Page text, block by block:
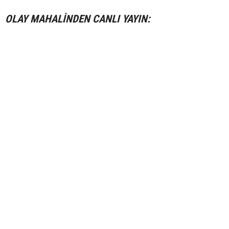
OLAY MAHALİNDEN CANLI YAYIN: